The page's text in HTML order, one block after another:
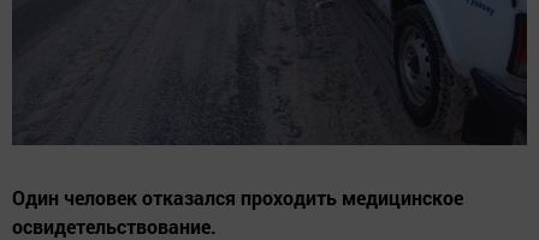
Один человек отказался проходить медицинское
освидетельствование.